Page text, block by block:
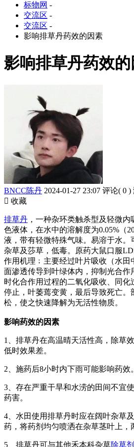
标物网 -
交流区 -
交流区 -
影响排草丹药效的因素
影响排草丹药效
BNCC陈丹 2024-01-27 23:07 评论( 0 )
收藏
排草丹 ，一种杂环类触杀型及轻微
色液体，在水中的溶解度为0.05%（
液，带有轻微特殊气味。易溶于水。
杂草及莎草，低毒。原药大鼠口服
作用机理﹔主要经过叶片吸收（水田
面渗透传导到叶绿体内，抑制光合作
时化合作用过程的二氧化吸收、同化
停止，叶萎蔫变黄，最后导致死亡。
松，使之快速降解为无活性物质。
影响药效的因素
1、排草丹在高温晴天活性高，除草
低时效果差。
2、施药后8小时内下雨可能影响药效。
3、存在严重干旱和水涝的田间不宜
药害。
4、水田使用排草丹时应在阔叶杂草
药，将药剂均匀喷洒在杂草茎叶上，
5、排草丹可与其他禾本科杂草除草剂